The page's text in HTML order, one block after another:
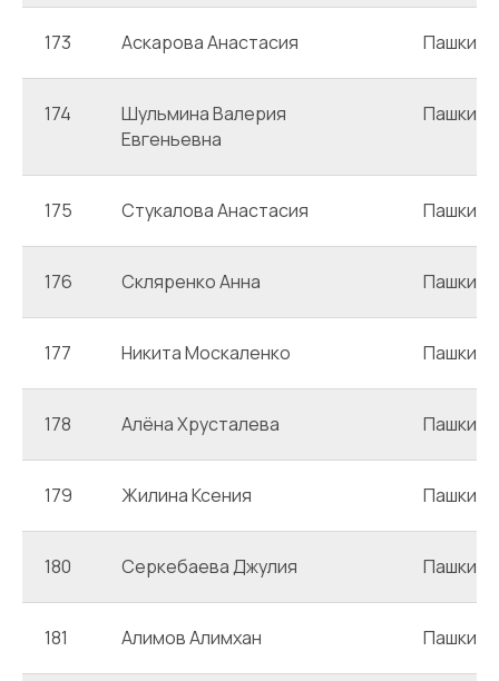
173 Аскарова Анастасия Пашкин
174
Шульмина Валерия
Евгеньевна
Пашкин
175 Стукалова Анастасия Пашкин
176 Скляренко Анна Пашкин
177 Никита Москаленко Пашкин
178 Алёна Хрусталева Пашкин
179 Жилина Ксения Пашкин
180 Серкебаева Джулия Пашкин
181 Алимов Алимхан Пашкин